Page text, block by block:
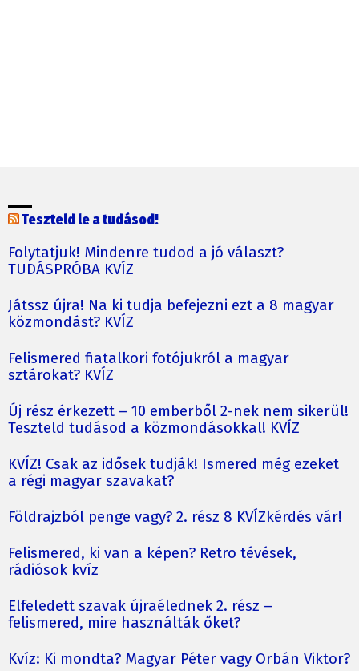
Teszteld le a tudásod!
Folytatjuk! Mindenre tudod a jó választ?
TUDÁSPRÓBA KVÍZ
Játssz újra! Na ki tudja befejezni ezt a 8 magyar
közmondást? KVÍZ
Felismered fiatalkori fotójukról a magyar
sztárokat? KVÍZ
Új rész érkezett – 10 emberből 2-nek nem sikerül!
Teszteld tudásod a közmondásokkal! KVÍZ
KVÍZ! Csak az idősek tudják! Ismered még ezeket
a régi magyar szavakat?
Földrajzból penge vagy? 2. rész 8 KVÍZkérdés vár!
Felismered, ki van a képen? Retro tévések,
rádiósok kvíz
Elfeledett szavak újraélednek 2. rész –
felismered, mire használták őket?
Kvíz: Ki mondta? Magyar Péter vagy Orbán Viktor?